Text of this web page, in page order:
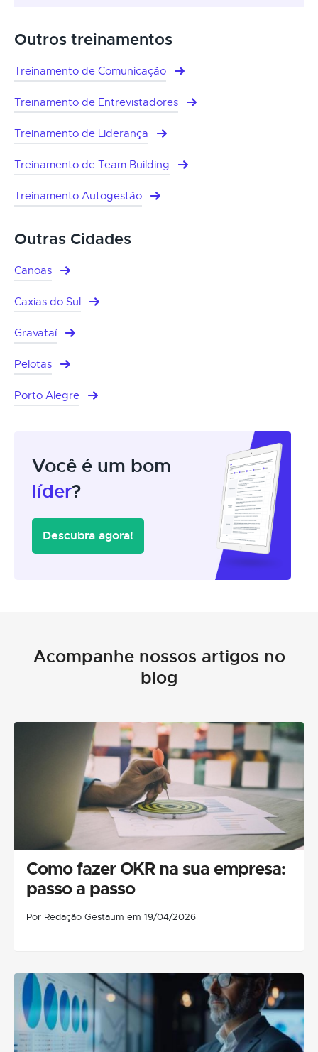
Outros treinamentos
Treinamento de Comunicação
Treinamento de Entrevistadores
Treinamento de Liderança
Treinamento de Team Building
Treinamento Autogestão
Outras Cidades
Canoas
Caxias do Sul
Gravataí
Pelotas
Porto Alegre
Você é um bom
líder?
Descubra agora!
Acompanhe nossos artigos no
blog
Como fazer OKR na sua empresa:
passo a passo
Por Redação Gestaum em 19/04/2026